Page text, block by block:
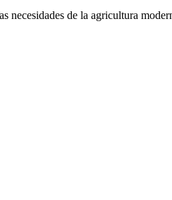
necesidades de la agricultura